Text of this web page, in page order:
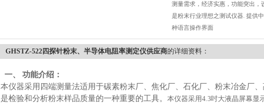
测量需求，经济实惠，功能突出，
是粉末行业理想之测试仪器. 提供
种语言操作界面
GHSTZ-522四探针粉末、半导体电阻率测定仪供应商的详细资料：
一、 功能介绍：
本仪器采用四端测量法适用于碳素粉末厂、焦化厂、石化厂、粉末冶金厂、
是检验和分析粉末样品质量的一种重要的工具。 本仪器采用4.3吋大液晶屏幕显